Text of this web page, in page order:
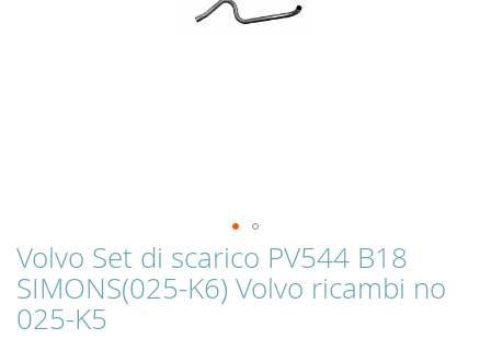
Skip
to
the
beginning
Volvo Set di scarico PV544 B18
SIMONS(025-K6) Volvo ricambi no
025-K5